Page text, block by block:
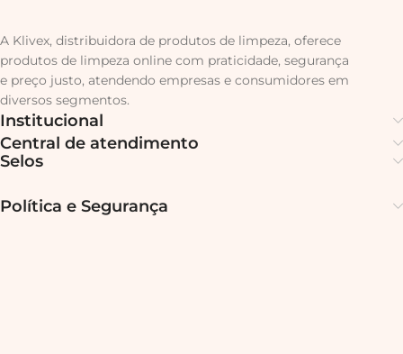
A Klivex, distribuidora de produtos de limpeza, oferece
produtos de limpeza online com praticidade, segurança
e preço justo, atendendo empresas e consumidores em
diversos segmentos.
Institucional
Central de atendimento
Selos
Política e Segurança